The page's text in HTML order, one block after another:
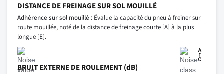
DISTANCE DE FREINAGE SUR SOL MOUILLÉ
Adhérence sur sol mouillé : Évalue la capacité du pneu à freiner sur
route mouillée, noté de la distance de freinage courte [A] à la plus
longue [E].
BRUIT EXTERNE DE ROULEMENT (dB)